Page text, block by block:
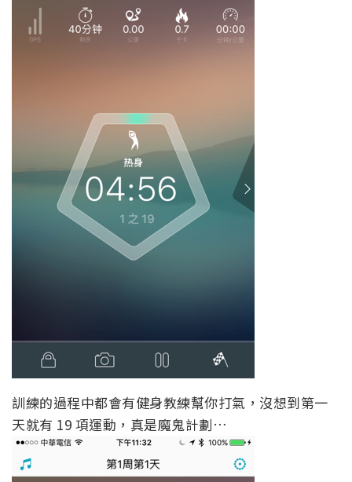
訓練的過程中都會有健身教練幫你打氣，沒想到第一
天就有 19 項運動，真是魔鬼計劃…